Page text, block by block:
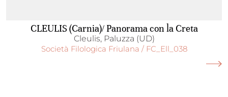
CLEULIS (Carnia)/ Panorama con la Creta
Cleulis, Paluzza (UD)
Società Filologica Friulana / FC_Ell_038